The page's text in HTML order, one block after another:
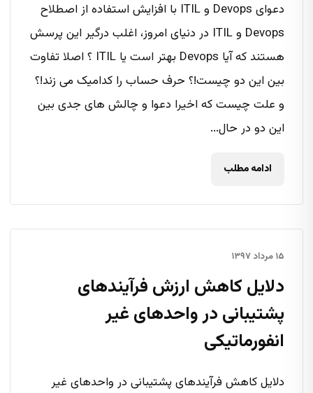
دعوای Devops و ITIL با افزایش استفاده از اصطلاح
Devops و ITIL در دنیای امروز، اغلب درگیر این پرسش
هستند که آیا Devops بهتر است یا ITIL ؟ اصلا تفاوت
بین این دو چیست!؟ حرف حساب را کدامیک می زند!؟
و علت چیست که اخیرا دعوا و چالش های جدی بین
این دو در حال...
ادامه مطلب
۱۵ مرداد ۱۳۹۷
دلایل کاهش ارزش فرآیندهای
پشتیبانی در واحدهای غیر
انفورماتیکی
دلایل کاهش فرآیندهای پشتیبانی در واحدهای غیر